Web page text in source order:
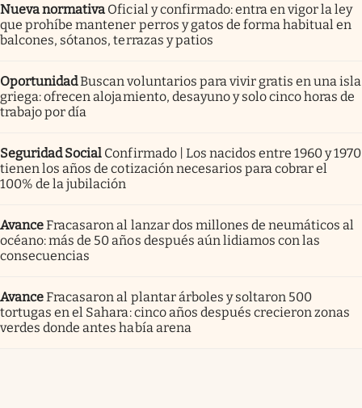
Nueva normativa Oficial y confirmado: entra en vigor la ley
que prohíbe mantener perros y gatos de forma habitual en
balcones, sótanos, terrazas y patios
OportunidadBuscan voluntarios para vivir gratis en una isla
griega: ofrecen alojamiento, desayuno y solo cinco horas de
trabajo por día
Seguridad Social Confirmado | Los nacidos entre 1960 y 1970
tienen los años de cotización necesarios para cobrar el
100% de la jubilación
AvanceFracasaron al lanzar dos millones de neumáticos al
océano: más de 50 años después aún lidiamos con las
consecuencias
AvanceFracasaron al plantar árboles y soltaron 500
tortugas en el Sahara: cinco años después crecieron zonas
verdes donde antes había arena